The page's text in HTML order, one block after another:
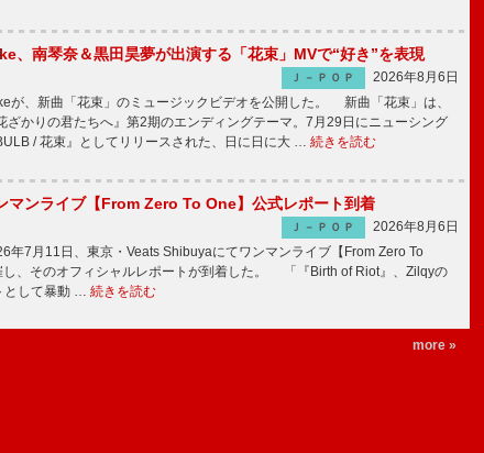
、南琴奈＆黒田昊夢が出演する「花束」MVで“好き”を表現
Ｊ－ＰＯＰ
2026年8月6日
が、新曲「花束」のミュージックビデオを公開した。 新曲「花束」は、
ざかりの君たちへ』第2期のエンディングテーマ。7月29日にニューシング
/ 花束』としてリリースされた、日に日に大 … 続きを読む
マンライブ【From Zero To One】公式レポート到着
Ｊ－ＰＯＰ
2026年8月6日
年7月11日、東京・Veats Shibuyaにてワンマンライブ【From Zero To
し、そのオフィシャルレポートが到着した。 「『Birth of Riot』、Zilqyの
として暴動 … 続きを読む
more »